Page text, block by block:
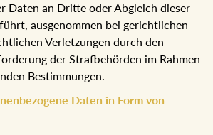
und einspeichern.
Daten an Dritte oder Abgleich dieser
ausgenommen bei gerichtlichen
Verletzungen durch den
der Strafbehörden im Rahmen
Daten in Form von